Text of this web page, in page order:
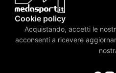
Cookie policy
Acquistando, accetti le
acconsenti a ricevere